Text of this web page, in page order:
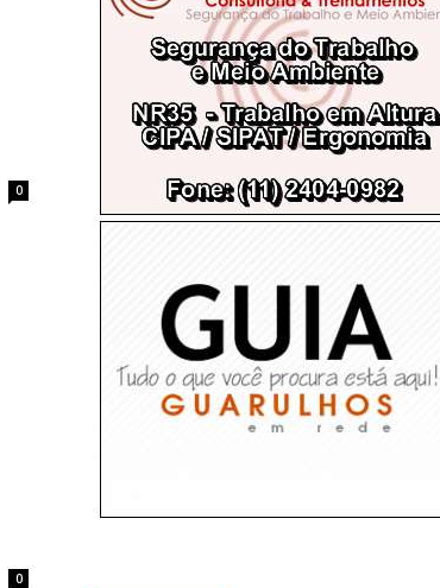
0
0